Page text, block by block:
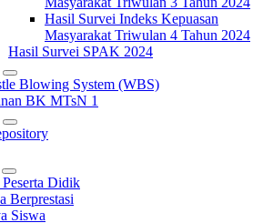
Hasil Survei Indeks Kepuasan
Masyarakat Triwulan 4 Tahun 2024
Hasil Survei SPAK 2024
Blowing System (WBS)
BK MTsN 1
Didik
Berprestasi
Siswa